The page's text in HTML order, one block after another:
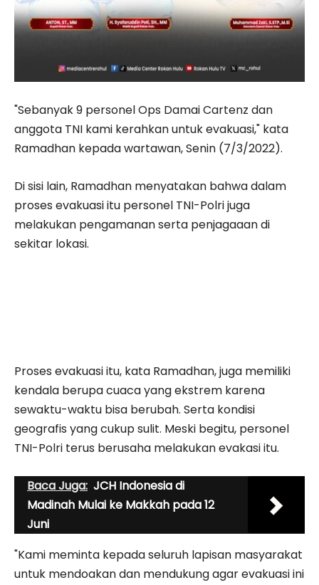
"Sebanyak 9 personel Ops Damai Cartenz dan
anggota TNI kami kerahkan untuk evakuasi," kata
Ramadhan kepada wartawan, Senin (7/3/2022).
Di sisi lain, Ramadhan menyatakan bahwa dalam
proses evakuasi itu personel TNI-Polri juga
melakukan pengamanan serta penjagaaan di
sekitar lokasi.
Proses evakuasi itu, kata Ramadhan, juga memiliki
kendala berupa cuaca yang ekstrem karena
sewaktu-waktu bisa berubah. Serta kondisi
geografis yang cukup sulit. Meski begitu, personel
TNI-Polri terus berusaha melakukan evakasi itu.
Baca Juga: JCH Indonesia di
Madinah Mulai ke Makkah pada 12
Juni
"Kami meminta kepada seluruh lapisan masyarakat
untuk mendoakan dan mendukung agar evakuasi ini